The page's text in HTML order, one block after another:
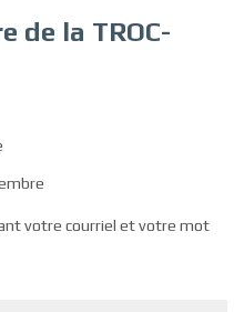
de la TROC-
votre courriel et votre mot